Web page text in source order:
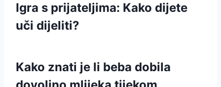
Igra s prijateljima: Kako dijete
uči dijeliti?
Kako znati je li beba dobila